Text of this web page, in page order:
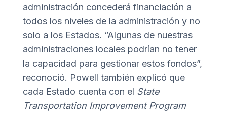
administración concederá financiación a
todos los niveles de la administración y no
solo a los Estados. “Algunas de nuestras
administraciones locales podrían no tener
la capacidad para gestionar estos fondos”,
reconoció. Powell también explicó que
cada Estado cuenta con el State
Transportation Improvement Program